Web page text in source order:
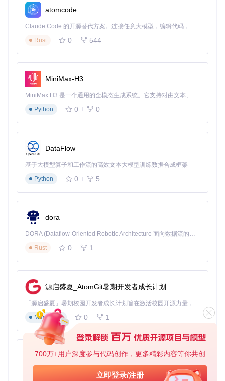
700万+用户深度参与代码创作，更多精彩内容等你共创
立即登录/注册
空间利用率
Windows Terminal的标签页和分屏功能设计紧凑，在有限空间
内可以同时展示多个终端会话。其分屏布局采用二叉树结构，
通过简单的快捷键即可实现窗格的水平或垂直分割。
2. 多会话管理能力
终端工具的核心价值在于高效管理多个命令行会话，我们从会
话创建、切换和组织三个方面进行对比：
Windows Terminal iTerm2
标签
页管
支持标签颜色区分
保存标签集
操作
换焦点
持布局保存
恢复
远程
通过WSL、SSH等方式支
内置SSH集成，支
Windows Terminal的分屏功能虽然简单，但对于大多数开发场
景已经足够。其与WSL的深度集成让Windows用户可以无缝切
换Windows和Linux环境，这是其一大优势。
Windows Terminal的垂直分屏布局，左侧为PowerShell，右
侧为Linux命令行
iTerm2在会话管理方面更加成熟，特别是其"热键窗口"功能允
终端和其他应用的场景。此外，iTerm2的标签分组功能可以将
相关会话归类管理，对多项目并行开发的用户很有帮助。
atomcode
Claude Code 的开源替代方案。连接任意大模型，编辑代码，运行命令，自动验证 — 全自动执行。用 Rust 构建，极致性能。 ｜ An open-source alternative to Claude Code. Connect any LLM, edit code, run commands, and verify changes — autonomously. Built in Rust for speed. Get Started
Rust
0 544
MiniMax-H3
MiniMax H3 是一个通用的全模态生成系统。它支持对由文本、图像、视频和音频组成的多模态上下文进行统一理解，并能生成分辨率高达 2K、时长可达 15 秒的带原生立体声音频的视频。得益于面向任务泛化的系统设计，H3 在预训练阶段就已具备广泛的多模态上下文理解与生成能力，能够出色地执行复杂的多模态指令。
Python
0 0
DataFlow
基于大模型算子和工作流的高效文本大模型训练数据合成框架
Python
0 5
dora
DORA (Dataflow-Oriented Robotic Architecture 面向数据流的机器人架构) 是为 AI 与具身智能机器人打造的高性能开发框架，以数据流范式重构开发逻辑，原生支持分布式部署与端边云协同 —— 无需复杂适配，即可实现一体端到端具身大小脑、VLA等模型部署，无缝衔接感知、推理、控制全链路，让 AI 能力与机器人动作深度融合。 依托 Rust 内核与零拷贝通信技术，它将具身大小脑、VLA等模型推理、多模态数据融合延迟压缩至微秒级，同时兼容 ROS2 生态与国产 AI 芯片，彻底降低具身智能机器人的开发门槛，让分布式部署下的 AI 赋能创新更高效、更灵活。
Rust
0 1
源启盛夏_AtomGit暑期开发者成长计划
「源启盛夏」暑期校园开发者成长计划旨在激活校园开源力量，通过积分激励、认证扶持、资源倾斜等形式，引导高校组织和开发者完成「入驻 — 建项目 — 做贡献 — 获认证 — 得资源」的完整闭环。无论你是想带领社团入驻平台的组织者，还是希望用代码贡献证明自己的开发者，都能在这里找到属于你的成长路径。
Markdown
0 1
py-xiaozhi
基于Python的Xiaozhi AI，适用于想要完整Xiaozhi体验而无需拥有专用硬件的用户。